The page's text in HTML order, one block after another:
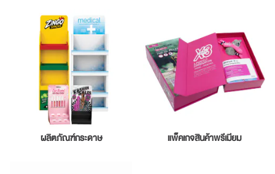
ผลิตภัณฑ์กระดาษ แพ็คเกจสินค้าพรีเมียม